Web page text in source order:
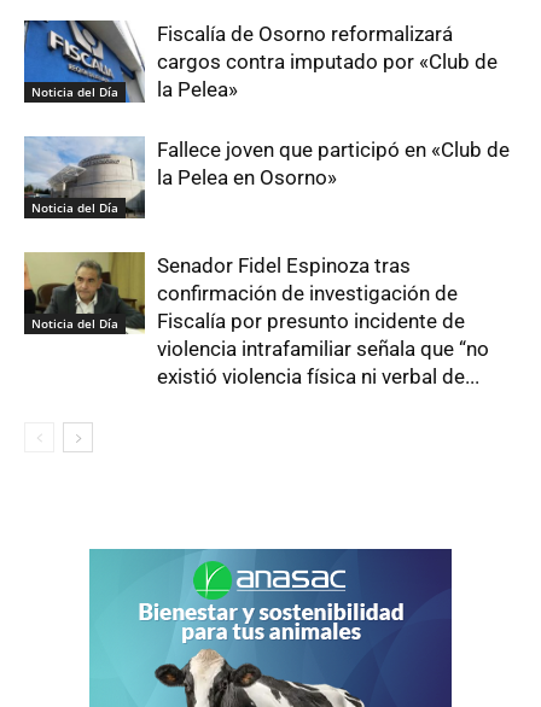
Noticia del Día
Fiscalía de Osorno reformalizará
cargos contra imputado por «Club de
la Pelea»
Noticia del Día
Fallece joven que participó en «Club de
la Pelea en Osorno»
Noticia del Día
Senador Fidel Espinoza tras
confirmación de investigación de
Fiscalía por presunto incidente de
violencia intrafamiliar señala que “no
existió violencia física ni verbal de...